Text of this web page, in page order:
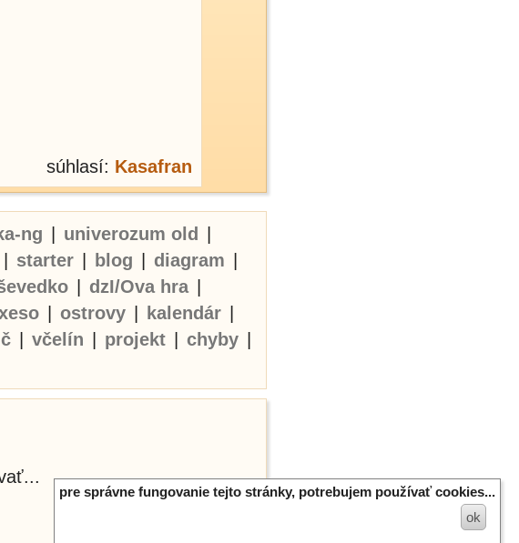
pre správne fungovanie tejto stránky, potrebujem používať cookies...
ok
súhlasí: Kasafran
ng univerozum old
starter blog diagram
dzI/Ova hra
ostrovy kalendár
včelín projekt chyby